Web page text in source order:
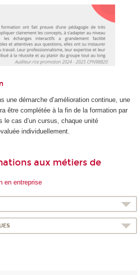
une démarche d’amélioration continue, une
être complétée à la fin de la formation par
le cas d’un cursus, chaque unité
individuellement.
aux métiers de
en entreprise